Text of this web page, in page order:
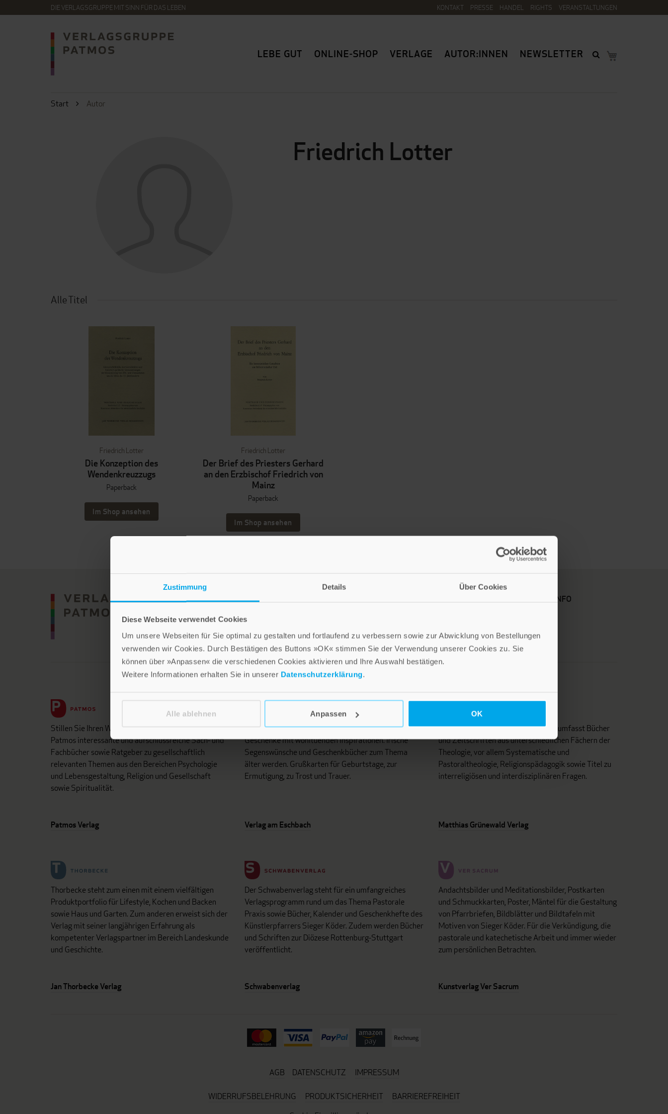
Zustimmung Details Über Cookies
Diese Webseite verwendet Cookies
Um unsere Webseiten für Sie optimal zu gestalten und fortlaufend zu verbessern sowie zur Abwicklung von Bestellungen
verwenden wir Cookies. Durch Bestätigen des Buttons »OK« stimmen Sie der Verwendung unserer Cookies zu. Sie
können über »Anpassen« die verschiedenen Cookies aktivieren und Ihre Auswahl bestätigen.
Weitere Informationen erhalten Sie in unserer Datenschutzerklärung.
Alle ablehnen Anpassen OK
DIE VERLAGSGRUPPE MIT SINN FÜR DAS LEBEN KONTAKT PRESSE HANDEL RIGHTS VERANSTALTUNGEN
LEBE GUT ONLINE-SHOP VERLAGE AUTOR:INNEN NEWSLETTER
Start Autor
Friedrich Lotter
Alle Titel
Friedrich Lotter
Die Konzeption des
Wendenkreuzzugs
Paperback
Im Shop ansehen
Friedrich Lotter
Der Brief des Priesters Gerhard
an den Erzbischof Friedrich von
Mainz
Paperback
Im Shop ansehen
LEBE GUT MAGAZIN KUNDENINFO
Die Verlage der Verlagsgruppe Patmos
Stillen Sie Ihren Wissensdurst und entdecken Sie bei
Patmos interessante und aufschlussreiche Sach- und
Fachbücher sowie Ratgeber zu gesellschaftlich
relevanten Themen aus den Bereichen Psychologie
und Lebensgestaltung, Religion und Gesellschaft
sowie Spiritualität.
Patmos Verlag
Lebensfreude in farbenfroher Gestaltung: Persönliche
Geschenke mit wohltuenden Inspirationen. Irische
Segenswünsche und Geschenkbücher zum Thema
älter werden. Grußkarten für Geburtstage, zur
Ermutigung, zu Trost und Trauer.
Verlag am Eschbach
Das Programm dieses Fachverlages umfasst Bücher
und Zeitschriften aus unterschiedlichen Fächern der
Theologie, vor allem Systematische und
Pastoraltheologie, Religionspädagogik sowie Titel zu
interreligiösen und interdisziplinären Fragen.
Matthias Grünewald Verlag
Thorbecke steht zum einen mit einem vielfältigen
Produktportfolio für Lifestyle, Kochen und Backen
sowie Haus und Garten. Zum anderen erweist sich der
Verlag mit seiner langjährigen Erfahrung als
kompetenter Verlagspartner im Bereich Landeskunde
und Geschichte.
Jan Thorbecke Verlag
Der Schwabenverlag steht für ein umfangreiches
Verlagsprogramm rund um das Thema Pastorale
Praxis sowie Bücher, Kalender und Geschenkhefte des
Künstlerpfarrers Sieger Köder. Zudem werden Bücher
und Schriften zur Diözese Rottenburg-Stuttgart
veröffentlicht.
Schwabenverlag
Andachtsbilder und Meditationsbilder, Postkarten
und Schmuckkarten, Poster, Mäntel für die Gestaltung
von Pfarrbriefen, Bildblätter und Bildtafeln mit
Motiven von Sieger Köder. Für die Verkündigung, die
pastorale und katechetische Arbeit und immer wieder
zum persönlichen Betrachten.
Kunstverlag Ver Sacrum
AGB DATENSCHUTZ IMPRESSUM
WIDERRUFSBELEHRUNG PRODUKTSICHERHEIT
BARRIEREFREIHEIT